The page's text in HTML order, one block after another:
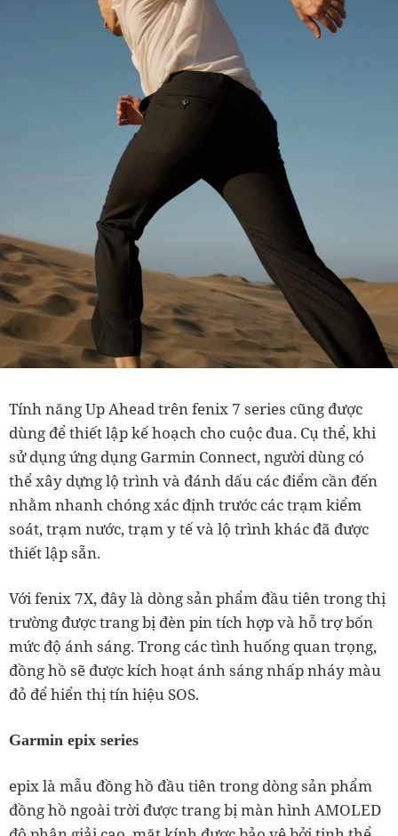
Tính năng Up Ahead trên fenix 7 series cũng được
dùng để thiết lập kế hoạch cho cuộc đua. Cụ thể, khi
sử dụng ứng dụng Garmin Connect, người dùng có
thể xây dựng lộ trình và đánh dấu các điểm cần đến
nhằm nhanh chóng xác định trước các trạm kiểm
soát, trạm nước, trạm y tế và lộ trình khác đã được
thiết lập sẵn.
Với fenix 7X, đây là dòng sản phẩm đầu tiên trong thị
trường được trang bị đèn pin tích hợp và hỗ trợ bốn
mức độ ánh sáng. Trong các tình huống quan trọng,
đồng hồ sẽ được kích hoạt ánh sáng nhấp nháy màu
đỏ để hiển thị tín hiệu SOS.
Garmin epix series
epix là mẫu đồng hồ đầu tiên trong dòng sản phẩm
đồng hồ ngoài trời được trang bị màn hình AMOLED